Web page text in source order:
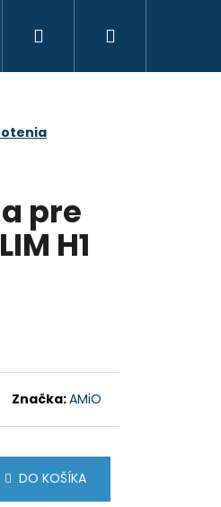
Xenónové
Prihlásenie
pre
H1
Značka:AMiO
DO KOŠÍKA
Nasledujúce